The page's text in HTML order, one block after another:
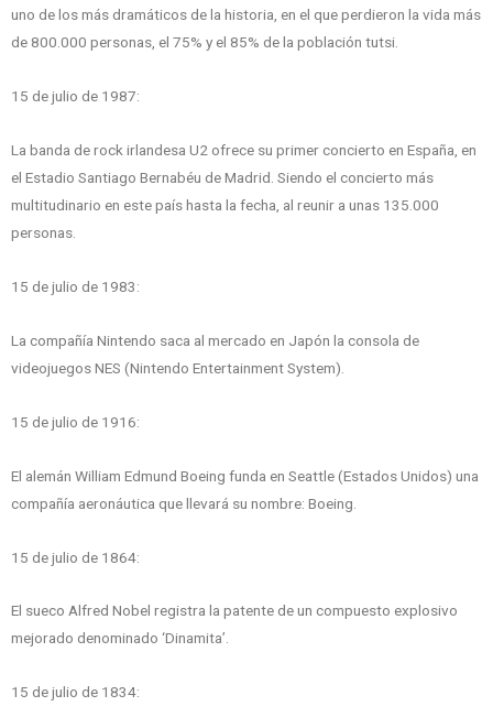
uno de los más dramáticos de la historia, en el que perdieron la vida más
de 800.000 personas, el 75% y el 85% de la población tutsi.
15 de julio de 1987:
La banda de rock irlandesa U2 ofrece su primer concierto en España, en
el Estadio Santiago Bernabéu de Madrid. Siendo el concierto más
multitudinario en este país hasta la fecha, al reunir a unas 135.000
personas.
15 de julio de 1983:
La compañía Nintendo saca al mercado en Japón la consola de
videojuegos NES (Nintendo Entertainment System).
15 de julio de 1916:
El alemán William Edmund Boeing funda en Seattle (Estados Unidos) una
compañía aeronáutica que llevará su nombre: Boeing.
15 de julio de 1864:
El sueco Alfred Nobel registra la patente de un compuesto explosivo
mejorado denominado ‘Dinamita’.
15 de julio de 1834: